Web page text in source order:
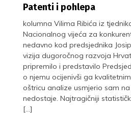
Patenti i pohlepa
kolumna Vilima Ribića iz
Nacionalnog vijeća za
nedavno kod predsjednika
vizija dugoročnog razvoja
pripremilo i predstavilo
o njemu ocijenivši ga
oštricu analize usmjerio sam
nedostaje. Najtragičniji
[…]